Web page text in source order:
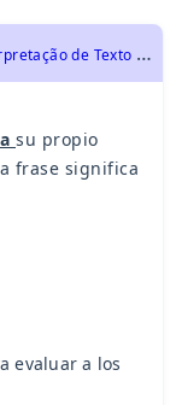
U
RCA 2012 - Espanhol - Interpretação de Texto | Comprensión de Lectura, Vocabulário | Vocabulario
su propio
frase significa
evaluar a los